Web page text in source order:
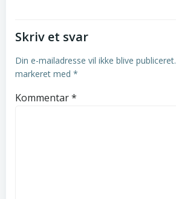
Skriv et svar
Din e-mailadresse vil ikke blive publiceret.
markeret med *
Kommentar*